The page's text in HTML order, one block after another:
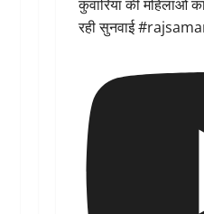
कुंवारिया की महिलाओं
रही सुनवाई